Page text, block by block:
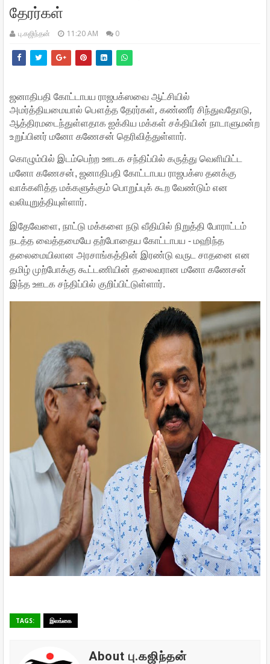
தேரர்கள்
பு.கஜிந்தன் 11:20 AM 0
ஜனாதிபதி கோட்டாபய ராஜபக்ஸவை ஆட்சியில்
அமர்த்தியமையால் பௌத்த தேரர்கள், கண்ணீர் சிந்துவதோடு,
ஆத்திரமடைந்துள்ளதாக ஐக்கிய மக்கள் சக்தியின் நாடாளுமன்ற
உறுப்பினர் மனோ கணேசன் தெரிவித்துள்ளார்.
கொழும்பில் இடம்பெற்ற ஊடக சந்திப்பில் கருத்து வெளியிட்ட
மனோ கணேசன், ஜனாதிபதி கோட்டாபய ராஜபக்ஸ தனக்கு
வாக்களித்த மக்களுக்கும் பொறுப்புக் கூற வேண்டும் என
வலியுறுத்தியுள்ளார்.
இதேவேளை, நாட்டு மக்களை நடு வீதியில் நிறுத்தி போராட்டம்
நடத்த வைத்தமையே தற்போதைய கோட்டாபய - மஹிந்த
தலைமையிலான அரசாங்கத்தின் இரண்டு வருட சாதனை என
தமிழ் முற்போக்கு கூட்டணியின் தலைவரான மனோ கணேசன்
இந்த ஊடக சந்திப்பில் குறிப்பிட்டுள்ளார்.
TAGS: இலங்கை
About பு.கஜிந்தன்